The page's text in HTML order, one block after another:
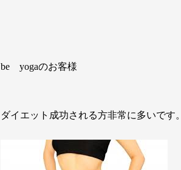
be yogaのお客様
ダイエット成功される方非常に多いです。